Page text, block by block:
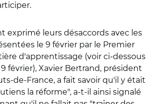
exprimé leurs désaccords avec les
le 9 février par le Premier
d'apprentissage (voir ci-dessous
février), Xavier Bertrand, président
de-France, a fait savoir qu'il y était
la réforme", a-t-il ainsi signalé